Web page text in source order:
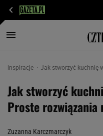
inspiracje Jak stworzyć kuchnię
Jak stworzyć
Proste rozwiązania
Zuzanna Karczmarczyk